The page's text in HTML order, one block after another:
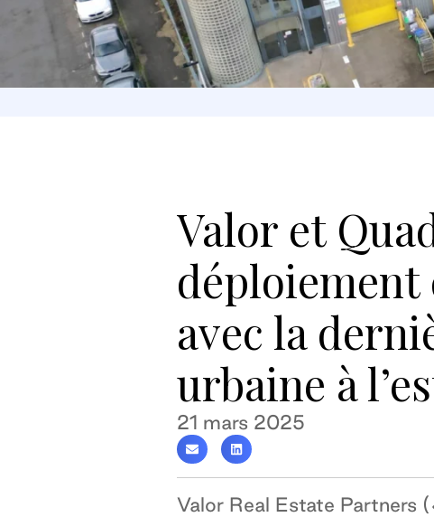
Valor et
déploiement
avec la
urbaine à
21 mars 2025
Valor Real Estate Partners